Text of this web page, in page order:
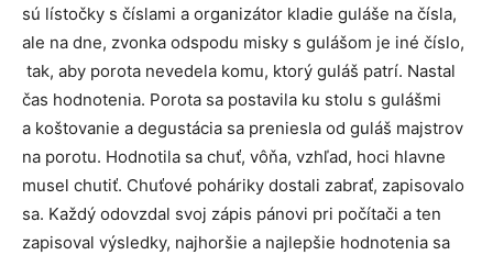
sú lístočky s číslami a organizátor kladie guláše na čísla,
ale na dne, zvonka odspodu misky s gulášom je iné číslo,
tak, aby porota nevedela komu, ktorý guláš patrí. Nastal
čas hodnotenia. Porota sa postavila ku stolu s gulášmi
a koštovanie a degustácia sa preniesla od guláš majstrov
na porotu. Hodnotila sa chuť, vôňa, vzhľad, hoci hlavne
musel chutiť. Chuťové poháriky dostali zabrať, zapisovalo
sa. Každý odovzdal svoj zápis pánovi pri počítači a ten
zapisoval výsledky, najhoršie a najlepšie hodnotenia sa